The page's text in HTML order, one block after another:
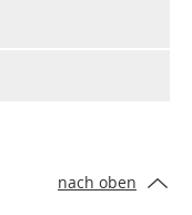
nach oben